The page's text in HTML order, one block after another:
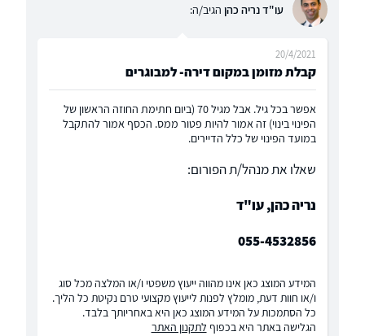
עו"ד נריה כהן הגיב/ה:
קבלת מזומן במקום דירה- למבוגרים
20/4/2021
אפשר בכל גיל. אבל מגיל 70 (ביום חתימת החוזה הראשון של
הפינוי בינוי) זה אמור להיות פטור ממס. הכסף אמור להתקבל
במועד הפינוי של כלל הדיירים.
שאלו את מנהל/ת הפורום:
נריה כהן, עו"ד
055-4532856
המידע המוצג כאן אינו מהווה ייעוץ משפטי ו/או המלצה מכל סוג
ו/או חוות דעת, מומלץ לפנות לייעוץ מקצועי טרם נקיטת כל הליך.
כל הסתמכות על המידע המוצג כאן היא באחריותך בלבד.
הגלישה באתר היא בכפוף לתקנון האתר